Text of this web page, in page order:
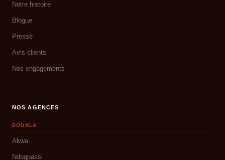
Notre histoire
Blogue
Presse
Avis clients
Nos engagements
NOS AGENCES
DOUALA
Akwa
Ndogpassi